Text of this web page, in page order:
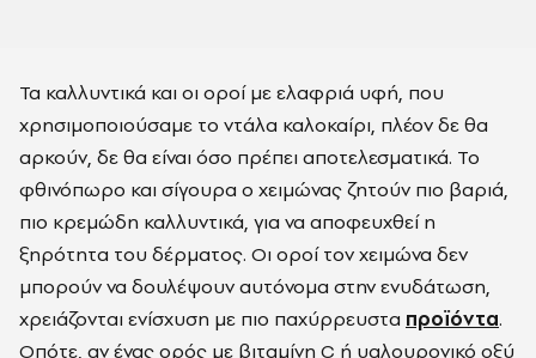
Τα καλλυντικά και οι οροί με ελαφριά υφή, που
χρησιμοποιούσαμε το ντάλα καλοκαίρι, πλέον δε θα
αρκούν, δε θα είναι όσο πρέπει αποτελεσματικά. Το
φθινόπωρο και σίγουρα ο χειμώνας ζητούν πιο βαριά,
πιο κρεμώδη καλλυντικά, για να αποφευχθεί η
ξηρότητα του δέρματος. Οι οροί τον χειμώνα δεν
μπορούν να δουλέψουν αυτόνομα στην ενυδάτωση,
χρειάζονται ενίσχυση με πιο παχύρρευστα προϊόντα.
Οπότε, αν ένας ορός με βιταμίνη C ή υαλουρονικό οξύ